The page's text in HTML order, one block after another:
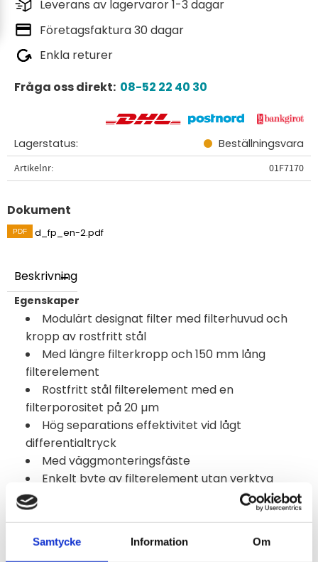
Samtycke Information Om
Leverans av lagervaror 1-3 dagar
Företagsfaktura 30 dagar
Enkla returer
Fråga oss direkt: 08-52 22 40 30
Lagerstatus Beställningsvara
Artikelnr 01F7170
Dokument
d_fp_en-2.pdf
Beskrivning
Egenskaper
Modulärt designat filter med filterhuvud och
kropp av rostfritt stål
Med längre filterkropp och 150 mm lång
filterelement
Rostfritt stål filterelement med en
filterporositet på 20 µm
Hög separations effektivitet vid lågt
differentialtryck
Med väggmonteringsfäste
Enkelt byte av filterelement utan verktyg
+180 °C [+356 °F]